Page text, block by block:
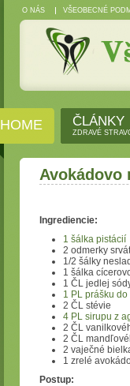
O NÁS VŠEOBECNÉ
HOME ČLÁNKY
ZDRAVÉ
Ingrediencie:
1 šálka pistácií
2 odmerky
1/2 šálky
1 šálka
1 ČL jedlej
1 PL prášku
2 ČL stévie
4 PL sirupu z
2 ČL
2 ČL
2 vaječné
1 zrelé
Postup: